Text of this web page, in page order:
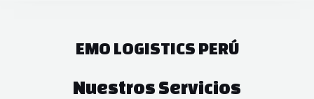
EMO LOGISTICS PERÚ
Nuestros Servicios